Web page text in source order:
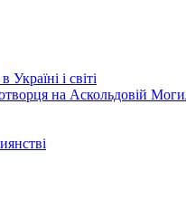
і світі
на Аскольдовій